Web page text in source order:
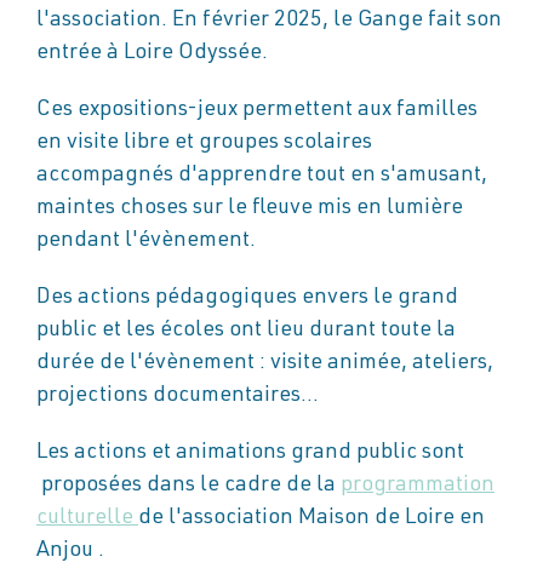
l'association. En février 2025, le Gange fait son
entrée à Loire Odyssée.
Ces expositions-jeux permettent aux familles
en visite libre et groupes scolaires
accompagnés d'apprendre tout en s'amusant,
maintes choses sur le fleuve mis en lumière
pendant l'évènement.
Des actions pédagogiques envers le grand
public et les écoles ont lieu durant toute la
durée de l'évènement : visite animée, ateliers,
projections documentaires…
Les actions et animations grand public sont
proposées dans le cadre de la programmation
culturelle de l'association Maison de Loire en
Anjou .